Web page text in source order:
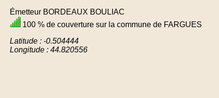
Émetteur BORDEAUX BOULIAC
100 % de couverture sur la commune de FARGUES
Latitude : -0.504444
Longitude : 44.820556